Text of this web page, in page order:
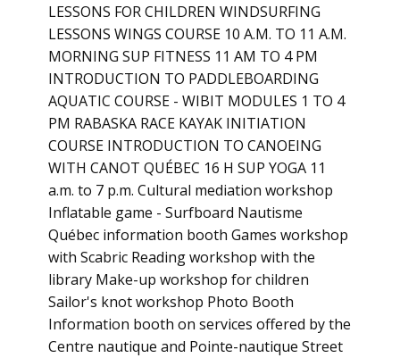
LESSONS FOR CHILDREN WINDSURFING
LESSONS WINGS COURSE 10 A.M. TO 11 A.M.
MORNING SUP FITNESS 11 AM TO 4 PM
INTRODUCTION TO PADDLEBOARDING
AQUATIC COURSE - WIBIT MODULES 1 TO 4
PM RABASKA RACE KAYAK INITIATION
COURSE INTRODUCTION TO CANOEING
WITH CANOT QUÉBEC 16 H SUP YOGA 11
a.m. to 7 p.m. Cultural mediation workshop
Inflatable game - Surfboard Nautisme
Québec information booth Games workshop
with Scabric Reading workshop with the
library Make-up workshop for children
Sailor's knot workshop Photo Booth
Information booth on services offered by the
Centre nautique and Pointe-nautique Street